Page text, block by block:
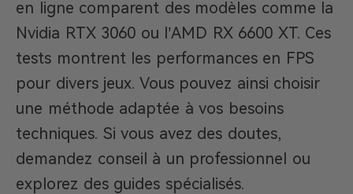
en ligne comparent des modèles comme la
Nvidia RTX 3060 ou l’AMD RX 6600 XT. Ces
tests montrent les performances en FPS
pour divers jeux. Vous pouvez ainsi choisir
une méthode adaptée à vos besoins
techniques. Si vous avez des doutes,
demandez conseil à un professionnel ou
explorez des guides spécialisés.